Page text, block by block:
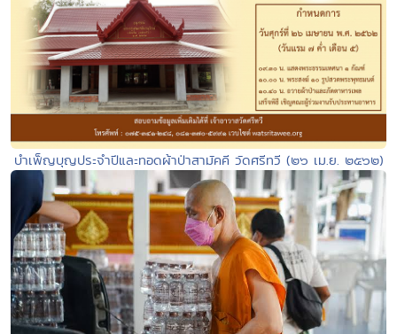
บำเพ็ญบุญประจำปีและทอดผ้าป่าสามัคคี วัดศรีทวี (๒๖ เม.ย. ๒๕๖๒)